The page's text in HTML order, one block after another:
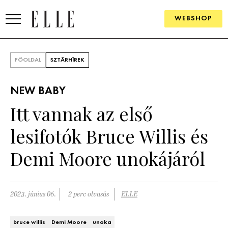
WEBSHOP
SZÉPSÉG
ÉLETMÓD
PÁRKAPCSOLAT
FŐOLDAL SZTÁRHÍREK
NEW BABY
Itt vannak az első
lesifotók Bruce Willis és
Demi Moore unokájáról
2023. június 06. 2 perc olvasás ELLE
bruce willis Demi Moore unoka